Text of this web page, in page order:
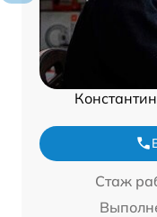
Стаж